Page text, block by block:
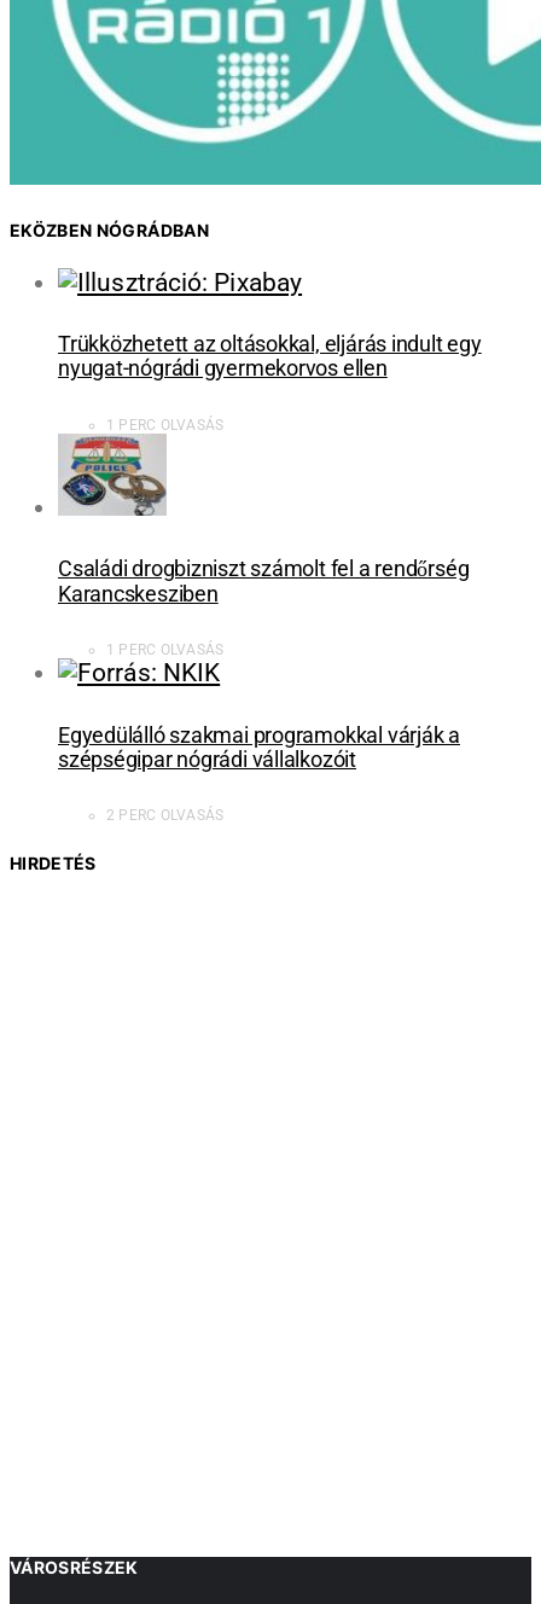
EKÖZBEN NÓGRÁDBAN
Trükközhetett az oltásokkal, eljárás indult egy
nyugat-nógrádi gyermekorvos ellen
1 PERC OLVASÁS
Családi drogbizniszt számolt fel a rendőrség
Karancskesziben
1 PERC OLVASÁS
Egyedülálló szakmai programokkal várják a
szépségipar nógrádi vállalkozóit
2 PERC OLVASÁS
HIRDETÉS
VÁROSRÉSZEK